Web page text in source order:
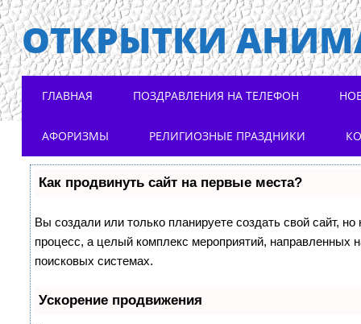
ОТКРЫТКИ
Main menu
ГЛАВНАЯ ПОЗДРАВЛЕНИЯ НА ТЕЛЕФОН
АФОРИЗМЫ РЕЛИГИОЗНЫЕ ПРАЗДНИКИ
Как продвинуть сайт на первые места?
Вы создали или только планируете создать свой сайт,
процесс, а целый комплекс мероприятий, направленных
поисковых системах.
Ускорение продвижения